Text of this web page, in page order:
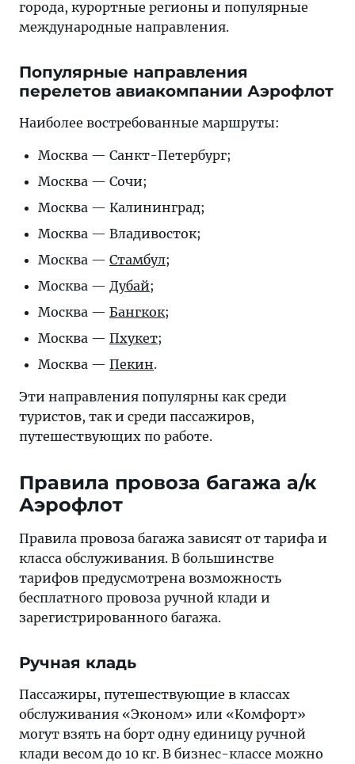
города, курортные регионы и популярные
международные направления.
Популярные направления
перелетов авиакомпании Аэрофлот
Наиболее востребованные маршруты:
Москва — Санкт-Петербург;
Москва — Сочи;
Москва — Калининград;
Москва — Владивосток;
Москва — Стамбул;
Москва — Дубай;
Москва — Бангкок;
Москва — Пхукет;
Москва — Пекин.
Эти направления популярны как среди
туристов, так и среди пассажиров,
путешествующих по работе.
Правила провоза багажа а/к
Аэрофлот
Правила провоза багажа зависят от тарифа и
класса обслуживания. В большинстве
тарифов предусмотрена возможность
бесплатного провоза ручной клади и
зарегистрированного багажа.
Ручная кладь
Пассажиры, путешествующие в классах
обслуживания «Эконом» или «Комфорт»
могут взять на борт одну единицу ручной
клади весом до 10 кг. В бизнес-классе можно